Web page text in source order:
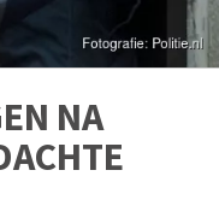
NA